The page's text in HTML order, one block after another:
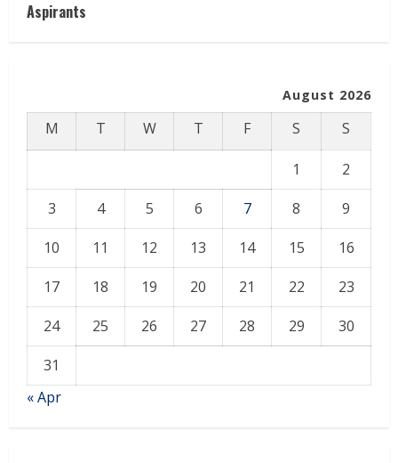
Aspirants
August 2026
M T W T F S S
1
2
3
4 5 6 7 8
9
10
11 12 13 14 15
16
17
18 19 20 21 22
23
24
25 26 27 28 29
30
31
« Apr